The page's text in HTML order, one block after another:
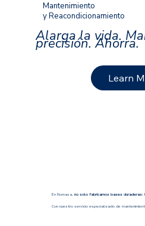
Mantenimiento
y Reacondicionamiento
Alarga la vida.
precisión. Ahorra.
Learn
En Romasa, no solo fabricamos bases duraderas:
Con nuestro servicio especializado de